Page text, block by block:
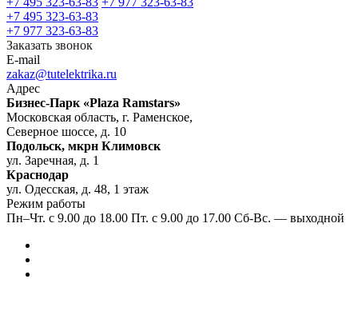
+7 495 323-63-83
+7 977 323-63-83
Заказать звонок
E-mail
zakaz@tutelektrika.ru
Адрес
Бизнес-Парк «Plaza Ramstars»
Московская область, г. Раменское,
Северное шоссе, д. 10
Подольск, мкрн Климовск
ул. Заречная, д. 1
Краснодар
ул. Одесская, д. 48, 1 этаж
Режим работы
Пн–Чт. с 9.00 до 18.00 Пт. с 9.00 до 17.00 Сб-Вс. — выходной